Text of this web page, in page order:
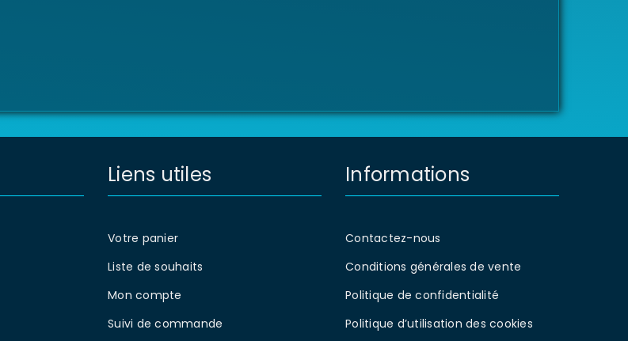
Liens utiles
Votre panier
Liste de souhaits
Mon compte
Suivi de commande
Informations
Contactez-nous
Conditions générales de vente
Politique de confidentialité
Politique d’utilisation des cookies